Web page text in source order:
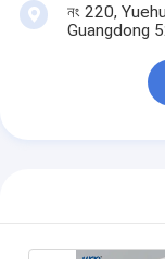
নং 220,
Guangdong